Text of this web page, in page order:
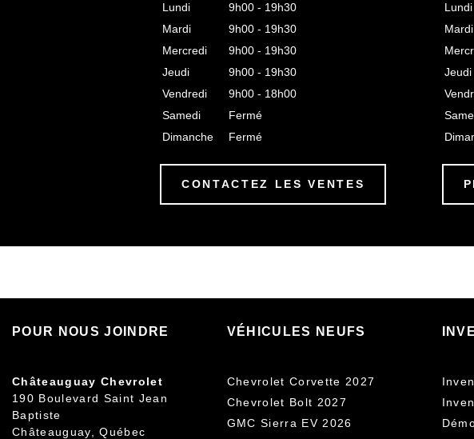
Lundi
9h00 - 19h30
Mardi
9h00 - 19h30
Mercredi
9h00 - 19h30
Jeudi
9h00 - 19h30
Vendredi
9h00 - 18h00
Samedi
Fermé
Dimanche
Fermé
CONTACTEZ LES VENTES
Lundi
Mardi
Jeudi
POUR NOUS JOINDRE
Châteauguay Chevrolet
190 Boulevard Saint Jean
Baptiste
Châteauguay,Québec
VÉHICULES NEUFS
Chevrolet Corvette 2027
Chevrolet Bolt 2027
GMC Sierra EV 2026